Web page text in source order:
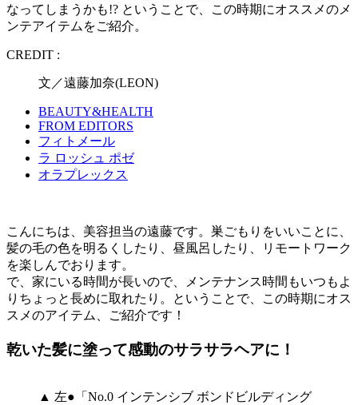
なってしまうかも!? ということで、この時期にオススメのメ
ンテアイテムをご紹介。
CREDIT :
文／遠藤加奈(LEON)
BEAUTY&HEALTH
FROM EDITORS
フィトメール
ラ ロッシュ ポゼ
オラプレックス
こんにちは、美容担当の遠藤です。巣ごもりをいいことに、
髪の毛の色を明るくしたり、昼風呂したり、リモートワーク
を楽しんでおります。
で、家にいる時間が長いので、メンテナンス時間もいつもよ
りちょっと長めに取れたり。ということで、この時期にオス
スメのアイテム、ご紹介です！
乾いた髪に塗って感動のサラサラヘアに！
▲ 左●「No.0 インテンシブ ボンドビルディング